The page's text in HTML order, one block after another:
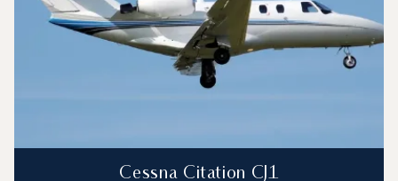
Cessna Citation CJ1